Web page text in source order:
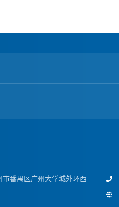
市番禺区广州大学城外环西